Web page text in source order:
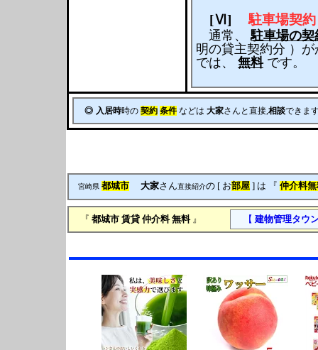
[Ⅵ] 駐車場契
通常、駐車場の契
明の貸主契約分 ）
では、 無料です。
◎ 入居時時の 契約 条件などは 大家さんと直接,相談できま
宮崎県 都城市 大家さん直接紹介の [ お部屋 ] は 『 仲介料
『 都城市 賃貸 仲介料 無料』 【 建物管理タウ